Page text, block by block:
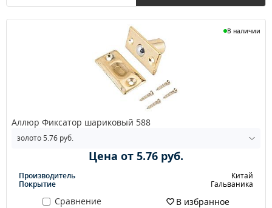
В наличии
Аллюр Фиксатор шариковый 588
Цена от 5.76 руб.
Производитель
Китай
Покрытие
Гальваника
Сравнение В избранное